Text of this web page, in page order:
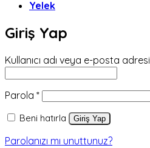
Yelek
Giriş Yap
Kullanıcı adı veya e-posta adresi
Parola *Gerekli
Beni hatırla Giriş Yap
Parolanızı mı unuttunuz?